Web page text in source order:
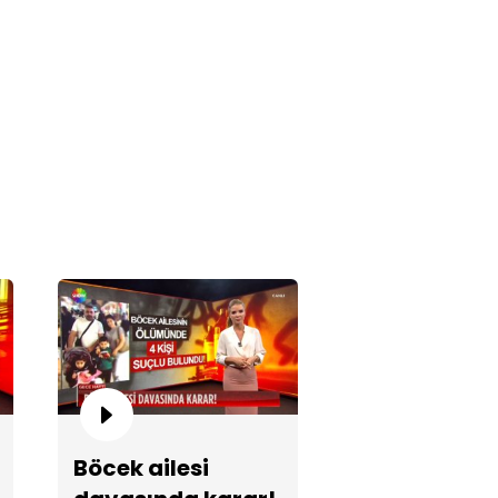
zekayla kopya çekti!
Böcek ailesi